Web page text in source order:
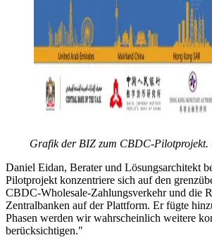
Grafik der BIZ zum CBDC-Pilotprojekt.
Daniel Eidan, Berater und Lösungsarchitekt
Pilotprojekt konzentriere sich auf den
CBDC-Wholesale-Zahlungsverkehr und die
Zentralbanken auf der Plattform. Er fügte
Phasen werden wir wahrscheinlich weitere
berücksichtigen."